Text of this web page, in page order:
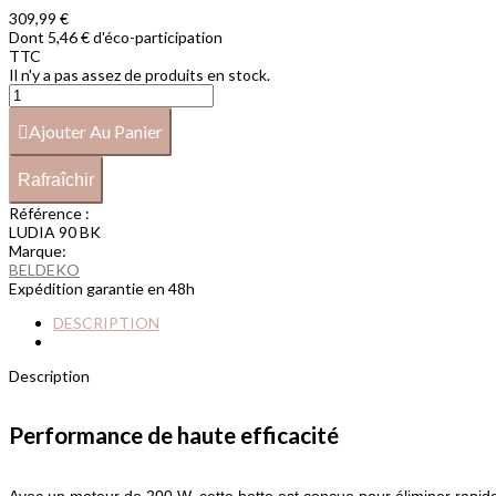
309,99 €
Dont 5,46 € d'éco-participation
TTC
Il n'y a pas assez de produits en stock.
Ajouter Au Panier
Référence :
LUDIA 90 BK
Marque:
BELDEKO
Expédition garantie en 48h
DESCRIPTION
Description
Performance de haute efficacité